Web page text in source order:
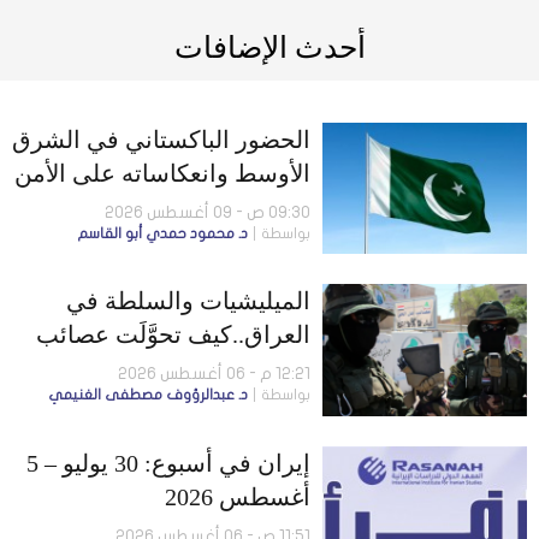
أحدث الإضافات
الحضور الباكستاني في الشرق
الأوسط وانعكاساته على الأمن
الإقليمي
09:30 ص - 09 أغسطس 2026
بواسطة د. محمود حمدي أبو القاسم
الميليشيات والسلطة في
العراق..كيف تحوَّلَت عصائب
أهل الحق إلى لاعب سياسي
مؤثر؟
12:21 م - 06 أغسطس 2026
بواسطة د. عبدالرؤوف مصطفى الغنيمي
إيران في أسبوع: 30 يوليو – 5
أغسطس 2026